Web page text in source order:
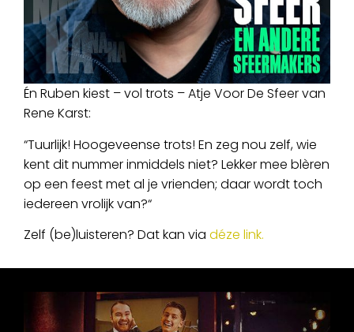
Én Ruben kiest – vol trots – Atje Voor De Sfeer van
Rene Karst:
“Tuurlijk! Hoogeveense trots! En zeg nou zelf, wie
kent dit nummer inmiddels niet? Lekker mee blèren
op een feest met al je vrienden; daar wordt toch
iedereen vrolijk van?“
Zelf (be)luisteren? Dat kan via déze link.